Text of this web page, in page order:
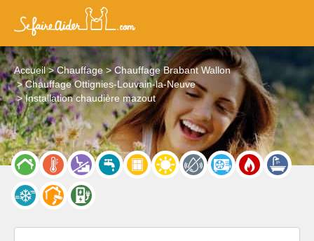
Accueil Chauffage
Chauffage Brabant Wallon
Chauffage Ottignies-Louvain-la-Neuve
Installation chaudière mazout